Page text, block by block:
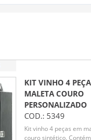
KIT VINHO 4
MALETA COURO
PERSONALIZADO
COD.: 5349
Kit vinho 4 peças em
couro sintético.